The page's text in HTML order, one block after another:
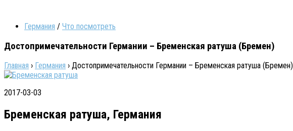
Германия / Что посмотреть
Достопримечательности Германии – Бременская ратуша (Бремен)
Главная › Германия › Достопримечательности Германии – Бременская ратуша (Бремен)
2017-03-03
Бременская ратуша, Германия